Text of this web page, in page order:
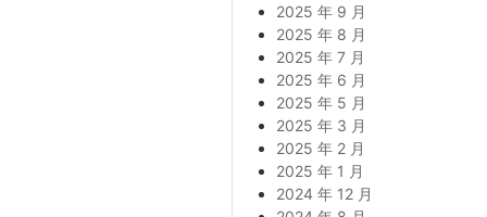
2025 年 9 月
2025 年 8 月
2025 年 7 月
2025 年 6 月
2025 年 5 月
2025 年 3 月
2025 年 2 月
2025 年 1 月
2024 年 12 月